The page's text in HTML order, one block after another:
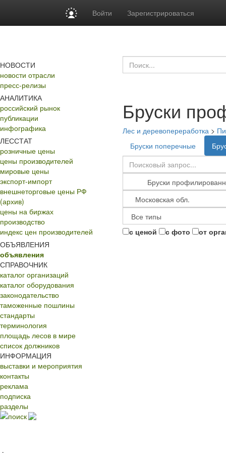
Войти Зарегистрироваться
НОВОСТИ
новости отрасли
пресс-релизы
АНАЛИТИКА
российский рынок
публикации
инфографика
ЛЕССТАТ
розничные цены
цены производителей
мировые цены
экспорт-импорт
внешнеторговые цены РФ
(архив)
цены на биржах
производство
индекс цен производителей
ОБЪЯВЛЕНИЯ
объявления
СПРАВОЧНИК
каталог организаций
каталог оборудования
законодательство
таможенные пошлины
стандарты
терминология
площадь лесов в мире
список должников
ИНФОРМАЦИЯ
выставки и мероприятия
контакты
реклама
подписка
разделы
поиск
Бруски
Лес и деревопереработка >
Бруски поперечные
с ценой с фото от